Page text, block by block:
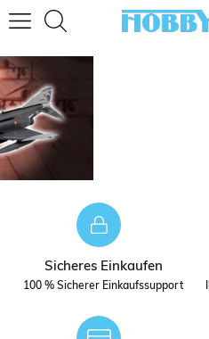
Sicheres Einkaufen
100 % Sicherer Einkaufssupport